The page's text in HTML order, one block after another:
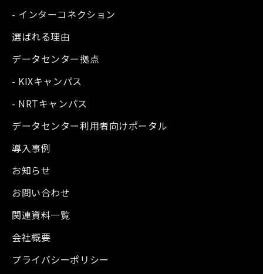
- インターコネクション
選ばれる理由
データセンター拠点
- KIXキャンパス
- NRTキャンパス
データセンター利用者向けポータル
導入事例
お知らせ
お問い合わせ
関連資料一覧
会社概要
プライバシーポリシー